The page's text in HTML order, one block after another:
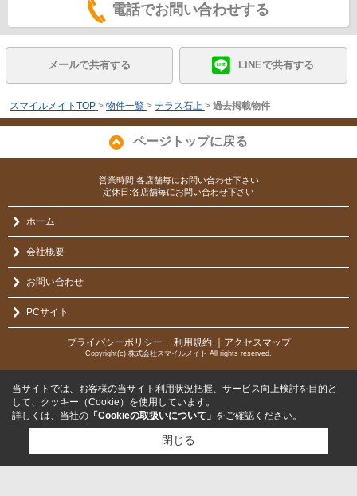
電話でお問い合わせする
メールで共有する LINEで共有する
スマイルメイトTOP > 物件一覧 > テラス石上 > 過去掲載物件
ページトップに戻る
営業時間:各店舗毎にお問い合わせ下さい
定休日:各店舗毎にお問い合わせ下さい
ホーム
会社概要
お問い合わせ
PCサイト
プライバシーポリシー ｜ 利用規約 ｜アクセスマップ
Copyright(c) 株式会社スマイルメイト All rights reserved.
当サイトでは、お客様の当サイト利用状況把握、サービス向上検討を目的と
して、クッキー（Cookie）を使用しています。
詳しくは、当社の 「Cookieの取扱いについて」 をご確認ください。
閉じる